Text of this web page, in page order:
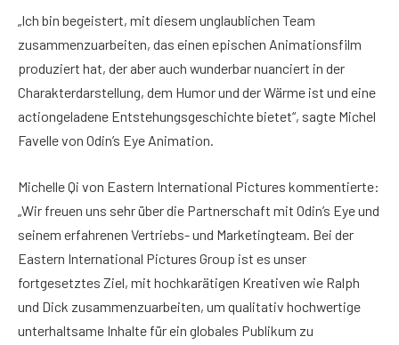
„Ich bin begeistert, mit diesem unglaublichen Team
zusammenzuarbeiten, das einen epischen Animationsfilm
produziert hat, der aber auch wunderbar nuanciert in der
Charakterdarstellung, dem Humor und der Wärme ist und eine
actiongeladene Entstehungsgeschichte bietet“, sagte Michel
Favelle von Odin’s Eye Animation.
Michelle Qi von Eastern International Pictures kommentierte:
„Wir freuen uns sehr über die Partnerschaft mit Odin’s Eye und
seinem erfahrenen Vertriebs- und Marketingteam. Bei der
Eastern International Pictures Group ist es unser
fortgesetztes Ziel, mit hochkarätigen Kreativen wie Ralph
und Dick zusammenzuarbeiten, um qualitativ hochwertige
unterhaltsame Inhalte für ein globales Publikum zu